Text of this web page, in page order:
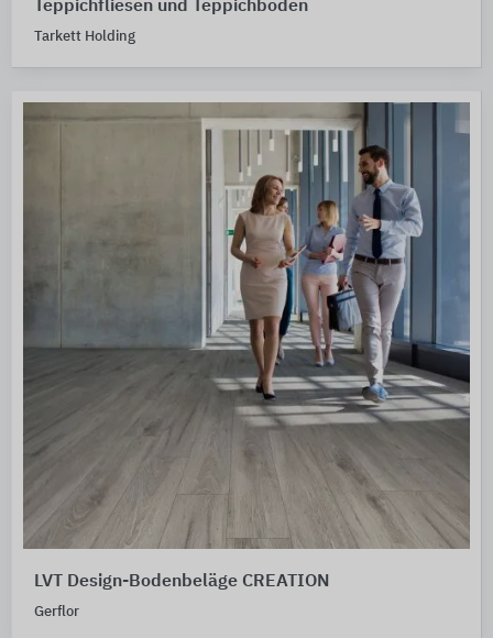
Teppichfliesen und Teppichböden
Tarkett Holding
LVT Design-Bodenbeläge CREATION
Gerflor